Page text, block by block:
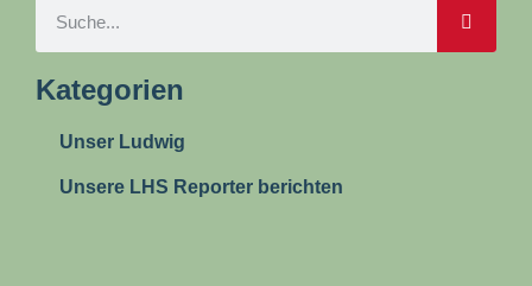
Kategorien
Unser Ludwig
Unsere LHS Reporter berichten